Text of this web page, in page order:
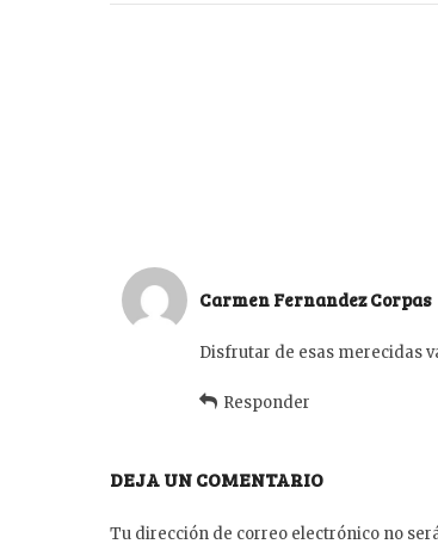
Carmen Fernandez Corpas
Disfrutar de esas merecidas
Responder
DEJA UN COMENTARIO
Tu dirección de correo electrónico no